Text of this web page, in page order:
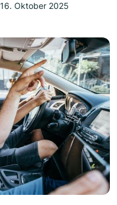
16. Oktober 2025